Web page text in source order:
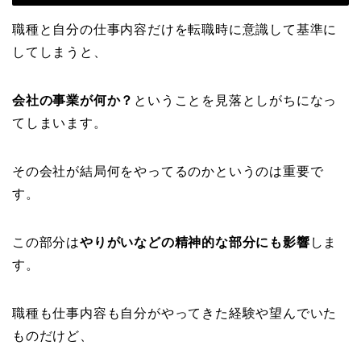
職種と自分の仕事内容だけを転職時に意識して基準に
してしまうと、
会社の事業が何か？ ということを見落としがちになっ
てしまいます。
その会社が結局何をやってるのかというのは重要で
す。
この部分はやりがいなどの精神的な部分にも影響 しま
す。
職種も仕事内容も自分がやってきた経験や望んでいた
ものだけど、